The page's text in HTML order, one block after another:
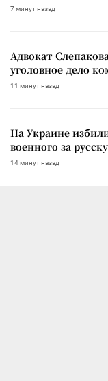
7 минут назад
Адвокат
уголовное дело
11 минут назад
На Украине
военного за
14 минут назад